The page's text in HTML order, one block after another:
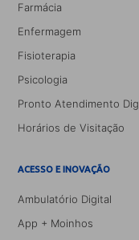
Farmácia
Enfermagem
Fisioterapia
Psicologia
Pronto Atendimento
Horários de Visitação
ACESSO E INOVAÇÃO
Ambulatório Digital
App + Moinhos